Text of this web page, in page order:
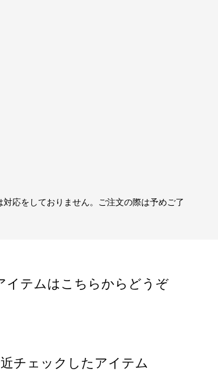
応をしておりません。ご注文の際は予めご了
イテムはこちらからどうぞ
チェックしたアイテム